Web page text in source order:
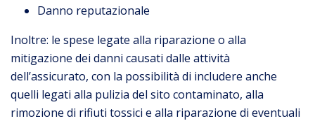
Danno reputazionale
Inoltre: le spese legate alla riparazione o alla
mitigazione dei danni causati dalle attività
dell’assicurato, con la possibilità di includere anche
quelli legati alla pulizia del sito contaminato, alla
rimozione di rifiuti tossici e alla riparazione di eventuali